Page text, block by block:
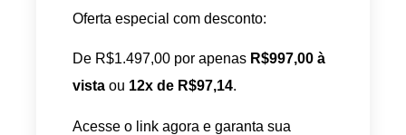
Oferta especial com desconto:
De R$1.497,00 por apenas R$997,00 à
vista ou 12x de R$97,14.
Acesse o link agora e garanta sua